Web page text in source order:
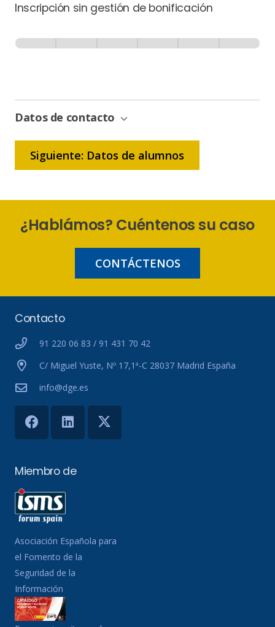
Inscripción sin gestión de bonificación
-
Bonificación
Datos de contacto
Siguiente: Datos de alumnos
¿Hablámos? Cuéntenos su caso
CONTÁCTENOS
Contacto
91 220 06 83 / 91 431 70 42
C/ Miguel Yuste, Nº 17,1ª-C 28037 Madrid España
info@dge.es
Miembro de
Asociación Española para
el Fomento de la
Seguridad de la
Información